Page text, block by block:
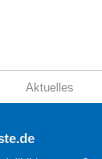
Aktuelles